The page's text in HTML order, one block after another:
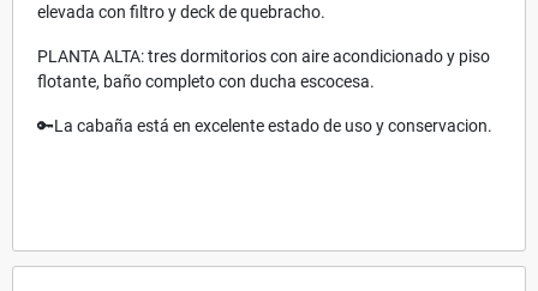
elevada con filtro y deck de quebracho.
PLANTA ALTA: tres dormitorios con aire acondicionado y piso
flotante, baño completo con ducha escocesa.
🔑La cabaña está en excelente estado de uso y conservacion.